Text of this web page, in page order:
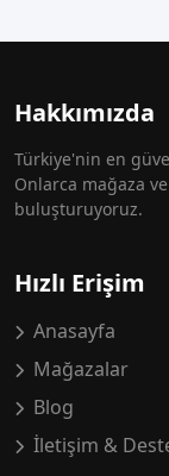
Hakkımızda
Türkiye'nin en
Onlarca mağaza
buluşturuyoruz.
Hızlı Erişim
Anasayfa
Mağazalar
Blog
İletişim &